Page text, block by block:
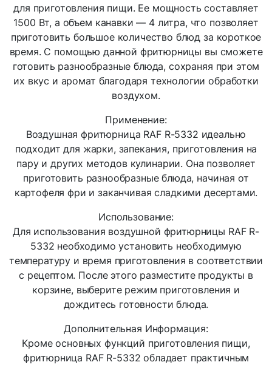
для приготовления пищи. Ее мощность составляет
1500 Вт, а объем канавки — 4 литра, что позволяет
приготовить большое количество блюд за короткое
время. С помощью данной фритюрницы вы сможете
готовить разнообразные блюда, сохраняя при этом
их вкус и аромат благодаря технологии обработки
воздухом.
Применение:
Воздушная фритюрница RAF R-5332 идеально
подходит для жарки, запекания, приготовления на
пару и других методов кулинарии. Она позволяет
приготовить разнообразные блюда, начиная от
картофеля фри и заканчивая сладкими десертами.
Использование:
Для использования воздушной фритюрницы RAF R-
5332 необходимо установить необходимую
температуру и время приготовления в соответствии
с рецептом. После этого разместите продукты в
корзине, выберите режим приготовления и
дождитесь готовности блюда.
Дополнительная Информация:
Кроме основных функций приготовления пищи,
фритюрница RAF R-5332 обладает практичным